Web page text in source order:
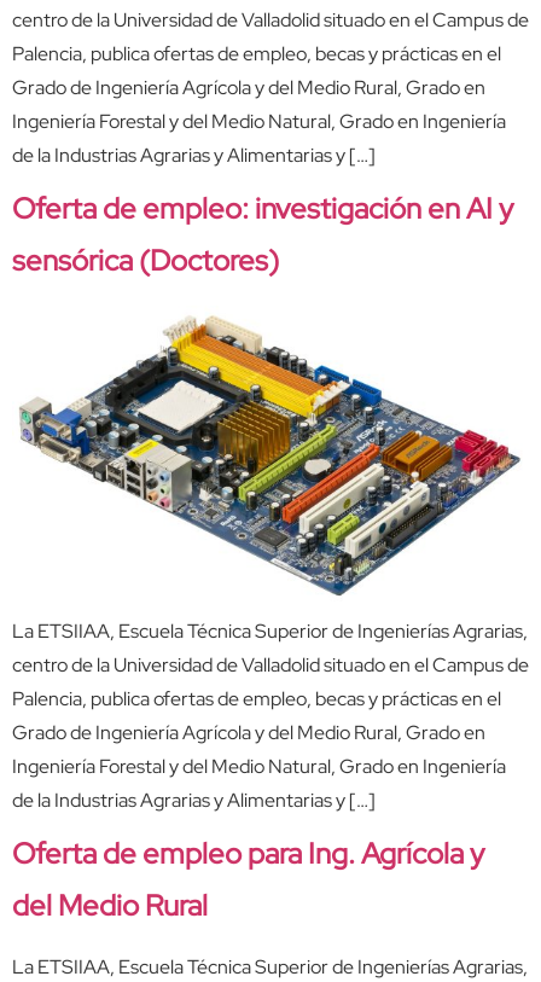
centro de la Universidad de Valladolid situado en el Campus de
Palencia, publica ofertas de empleo, becas y prácticas en el
Grado de Ingeniería Agrícola y del Medio Rural, Grado en
Ingeniería Forestal y del Medio Natural, Grado en Ingeniería
de la Industrias Agrarias y Alimentarias y […]
Oferta de empleo: investigación en AI y
sensórica (Doctores)
La ETSIIAA, Escuela Técnica Superior de Ingenierías Agrarias,
centro de la Universidad de Valladolid situado en el Campus de
Palencia, publica ofertas de empleo, becas y prácticas en el
Grado de Ingeniería Agrícola y del Medio Rural, Grado en
Ingeniería Forestal y del Medio Natural, Grado en Ingeniería
de la Industrias Agrarias y Alimentarias y […]
Oferta de empleo para Ing. Agrícola y
del Medio Rural
La ETSIIAA, Escuela Técnica Superior de Ingenierías Agrarias,